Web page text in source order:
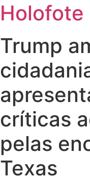
Holofote
Trump
críticas
pelas
Texas